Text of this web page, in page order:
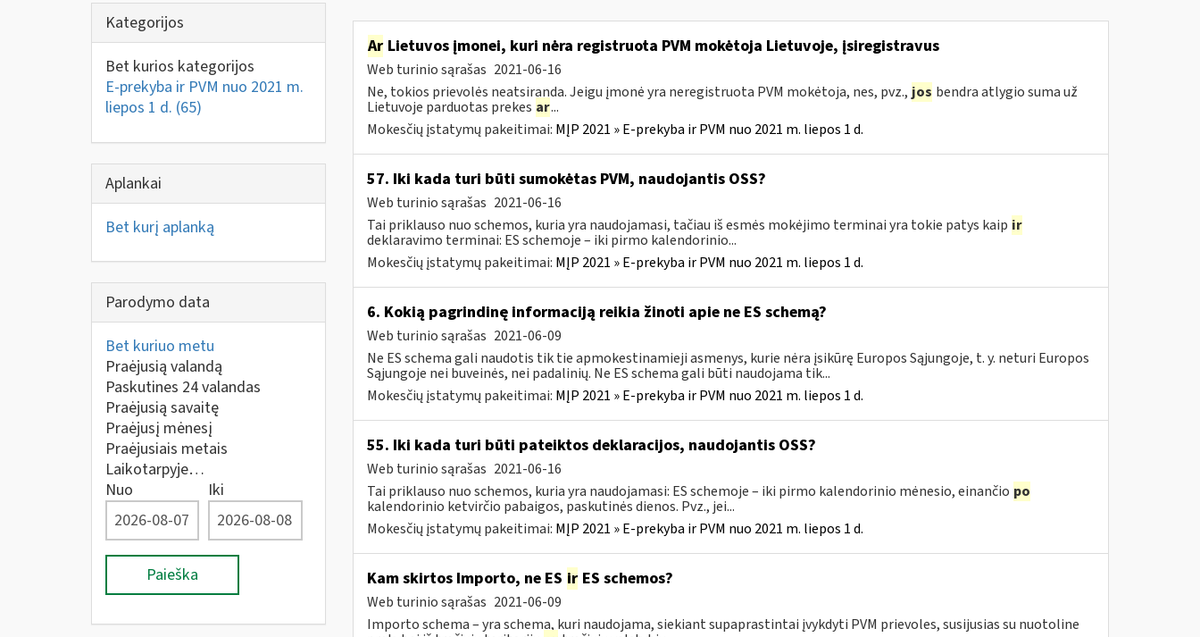
Kategorijos
Bet kurios kategorijos
E-prekyba ir PVM nuo 2021 m.
liepos 1 d. (65)
Aplankai
Bet kurį aplanką
Parodymo data
Bet kuriuo metu
Praėjusią valandą
Paskutines 24 valandas
Praėjusią savaitę
Praėjusį mėnesį
Praėjusiais metais
Laikotarpyje…
Nuo
Iki
Paieška
ArLietuvos įmonei, kuri nėra registruota PVM mokėtoja Lietuvoje, įsiregistravus
Web turinio sąrašas 2021-06-16
Ne, tokios prievolės neatsiranda. Jeigu įmonė yra neregistruota PVM mokėtoja, nes, pvz., jos bendra atlygio suma už
Lietuvoje parduotas prekes ar...
Mokesčių įstatymų pakeitimai: MĮP 2021 » E-prekyba ir PVM nuo 2021 m. liepos 1 d.
57. Iki kada turi būti sumokėtas PVM, naudojantis OSS?
Web turinio sąrašas 2021-06-16
Tai priklauso nuo schemos, kuria yra naudojamasi, tačiau iš esmės mokėjimo terminai yra tokie patys kaip ir
deklaravimo terminai: ES schemoje – iki pirmo kalendorinio...
Mokesčių įstatymų pakeitimai: MĮP 2021 » E-prekyba ir PVM nuo 2021 m. liepos 1 d.
6. Kokią pagrindinę informaciją reikia žinoti apie ne ES schemą?
Web turinio sąrašas 2021-06-09
Ne ES schema gali naudotis tik tie apmokestinamieji asmenys, kurie nėra įsikūrę Europos Sąjungoje, t. y. neturi Europos
Sąjungoje nei buveinės, nei padalinių. Ne ES schema gali būti naudojama tik...
Mokesčių įstatymų pakeitimai: MĮP 2021 » E-prekyba ir PVM nuo 2021 m. liepos 1 d.
55. Iki kada turi būti pateiktos deklaracijos, naudojantis OSS?
Web turinio sąrašas 2021-06-16
Tai priklauso nuo schemos, kuria yra naudojamasi: ES schemoje – iki pirmo kalendorinio mėnesio, einančio po
kalendorinio ketvirčio pabaigos, paskutinės dienos. Pvz., jei...
Mokesčių įstatymų pakeitimai: MĮP 2021 » E-prekyba ir PVM nuo 2021 m. liepos 1 d.
Kam skirtos Importo, ne ES irES schemos?
Web turinio sąrašas 2021-06-09
Importo schema – yra schema, kuri naudojama, siekiant supaprastintai įvykdyti PVM prievoles, susijusias su nuotoline